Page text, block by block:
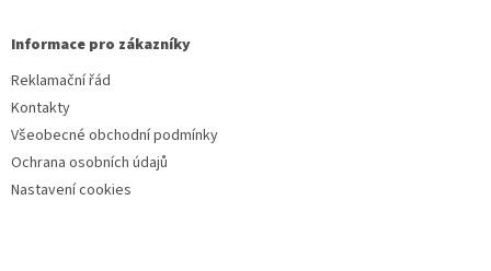
Informace pro zákazníky
Reklamační řád
Kontakty
Všeobecné obchodní podmínky
Ochrana osobních údajů
Nastavení cookies